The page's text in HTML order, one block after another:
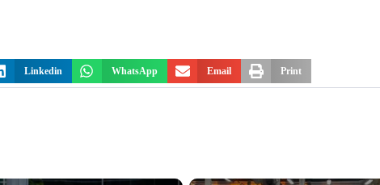
Linkedin WhatsApp Email Print